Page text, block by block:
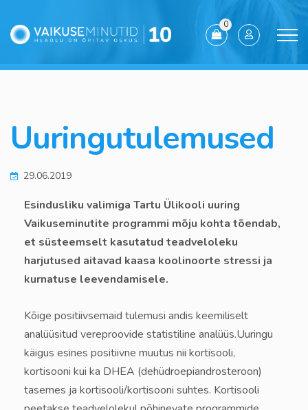
0
Uuringutulemused
29.06.2019
Esindusliku valimiga Tartu Ülikooli uuring
Vaikuseminutite programmi mõju kohta tõendab,
et süsteemselt kasutatud teadveloleku
harjutused aitavad kaasa koolinoorte stressi ja
kurnatuse leevendamisele.
Kõige positiivsemaid tulemusi andis keemiliselt
analüüsitud vereproovide statistiline analüüs.Uuringu
käigus esines positiivne muutus nii kortisooli,
kortisooni kui ka DHEA (dehüdroepiandrosteroon)
tasemes ja kortisooli/kortisooni suhtes. Kortisooli